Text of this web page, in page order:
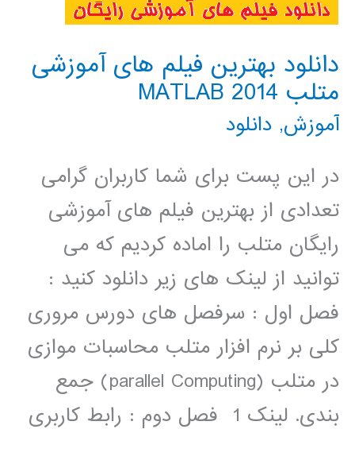
دانلود بهترین فیلم های آموزشی
متلب 2014 MATLAB
آموزش, دانلود
در این پست برای شما کاربران گرامی
تعدادی از بهترین فیلم های آموزشی
رایگان متلب را اماده کردیم که می
توانید از لینک های زیر دانلود کنید :
فصل اول : سرفصل های دورس مروری
کلی بر نرم افزار متلب محاسبات موازی
در متلب (parallel Computing) جمع
بندی. لینک 1 فصل دوم : رابط کاربری